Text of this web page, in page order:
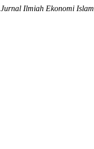
Jurnal Ilmiah Ekonomi Islam